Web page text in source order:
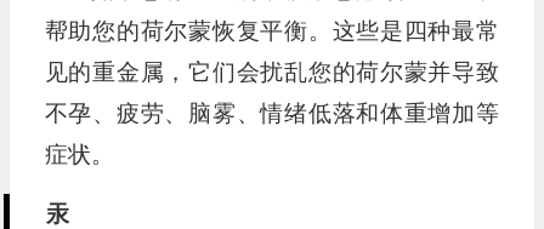
帮助您的荷尔蒙恢复平衡。这些是四种最常
见的重金属，它们会扰乱您的荷尔蒙并导致
不孕、疲劳、脑雾、情绪低落和体重增加等
症状。
汞